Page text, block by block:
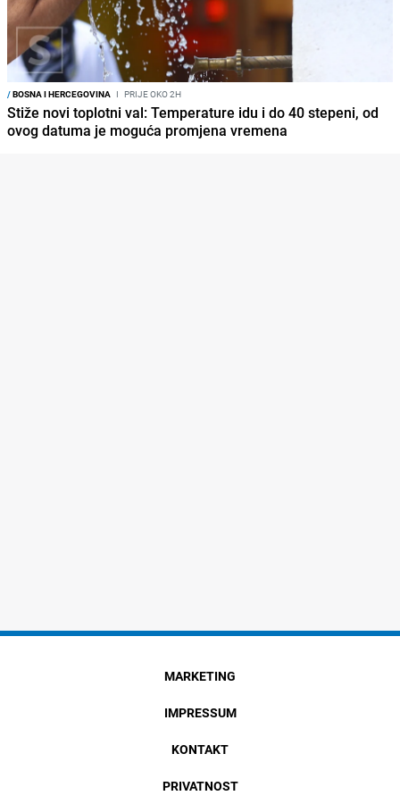
/BOSNA I HERCEGOVINA I PRIJE OKO 2H
Stiže novi toplotni val: Temperature idu i do 40 stepeni, od
ovog datuma je moguća promjena vremena
MARKETING
IMPRESSUM
KONTAKT
PRIVATNOST